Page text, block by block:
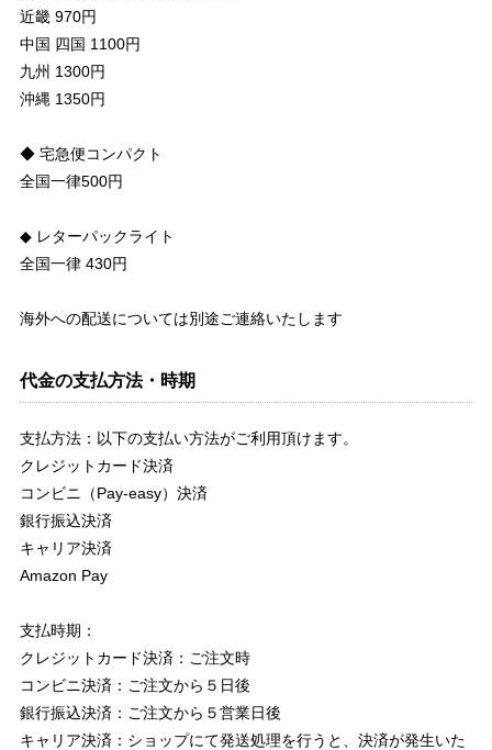
近畿 970円
中国 四国 1100円
九州 1300円
沖縄 1350円
◆ 宅急便コンパクト
全国一律500円
◆ レターパックライト
全国一律 430円
海外への配送については別途ご連絡いたします
代金の支払方法・時期
支払方法：以下の支払い方法がご利用頂けます。
クレジットカード決済
コンビニ（Pay-easy）決済
銀行振込決済
キャリア決済
Amazon Pay
支払時期：
クレジットカード決済：ご注文時
コンビニ決済：ご注文から５日後
銀行振込決済：ご注文から５営業日後
キャリア決済：ショップにて発送処理を行うと、決済が発生いた